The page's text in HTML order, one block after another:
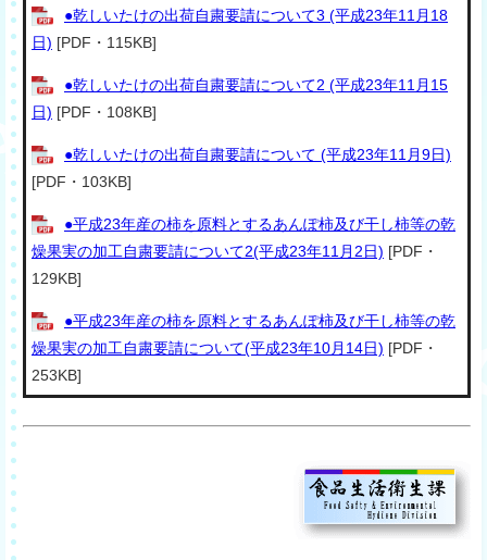
●乾しいたけの出荷自粛要請について3 (平成23年11月18
日) [PDF・115KB]
●乾しいたけの出荷自粛要請について2 (平成23年11月15
日) [PDF・108KB]
●乾しいたけの出荷自粛要請について (平成23年11月9日)
[PDF・103KB]
●平成23年産の柿を原料とするあんぽ柿及び干し柿等の乾
燥果実の加工自粛要請について2(平成23年11月2日) [PDF・
129KB]
●平成23年産の柿を原料とするあんぽ柿及び干し柿等の乾
燥果実の加工自粛要請について(平成23年10月14日) [PDF・
253KB]